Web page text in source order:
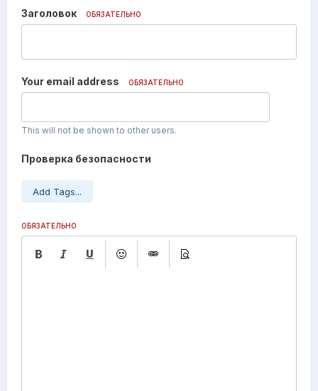
Заголовок ОБЯЗАТЕЛЬНО
Your email address ОБЯЗАТЕЛЬНО
This will not be shown to other users.
Проверка безопасности
Add Tags...
ОБЯЗАТЕЛЬНО